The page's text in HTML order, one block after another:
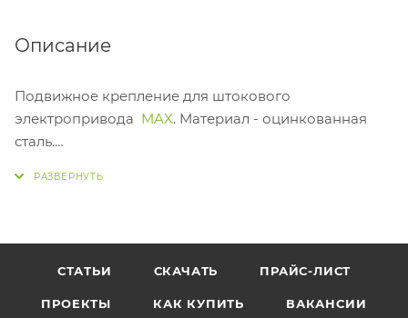
Описание
Подвижное крепление для штокового
электропривода MAX. Материал - оцинкованная
сталь.
СТАТЬИ СКАЧАТЬ ПРАЙС-ЛИСТ
ПРОЕКТЫ КАК КУПИТЬ ВАКАНСИИ